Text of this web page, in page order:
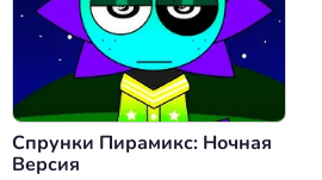
Спрунки Пирамикс: Ночная
Версия